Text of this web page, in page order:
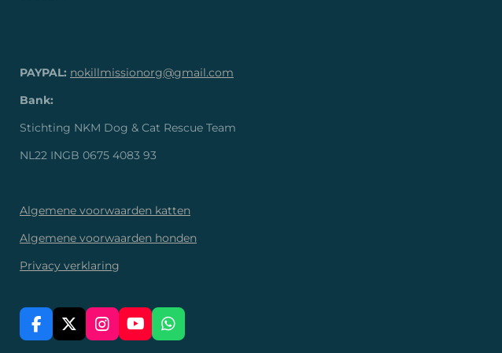
PAYPAL: nokillmissionorg@gmail.com
Bank:
Stichting NKM Dog & Cat Rescue Team
NL22 INGB 0675 4083 93
Algemene voorwaarden katten
Algemene voorwaarden honden
Privacy verklaring
F
A
X
I
N
Y
O
W
H